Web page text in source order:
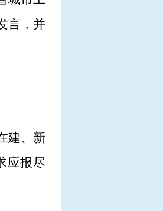
言，并
建、新
应报尽